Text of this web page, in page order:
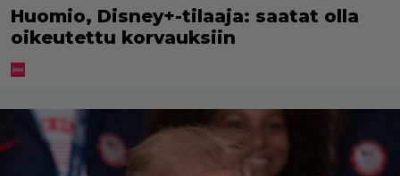
Huomio, Disney+-tilaaja: saatat olla
oikeutettu korvauksiin